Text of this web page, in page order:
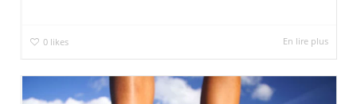
0 likes En lire plus